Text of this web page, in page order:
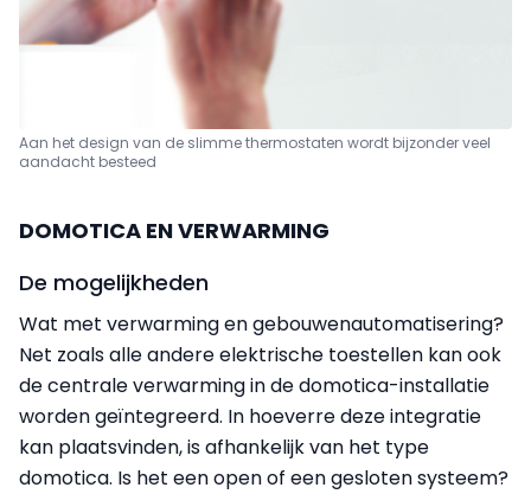
Aan het design van de slimme thermostaten wordt bijzonder veel
aandacht besteed
DOMOTICA EN VERWARMING
De mogelijkheden
Wat met verwarming en gebouwenautomatisering?
Net zoals alle andere elektrische toestellen kan ook
de centrale verwarming in de domotica-installatie
worden geïntegreerd. In hoeverre deze integratie
kan plaatsvinden, is afhankelijk van het type
domotica. Is het een open of een gesloten systeem?